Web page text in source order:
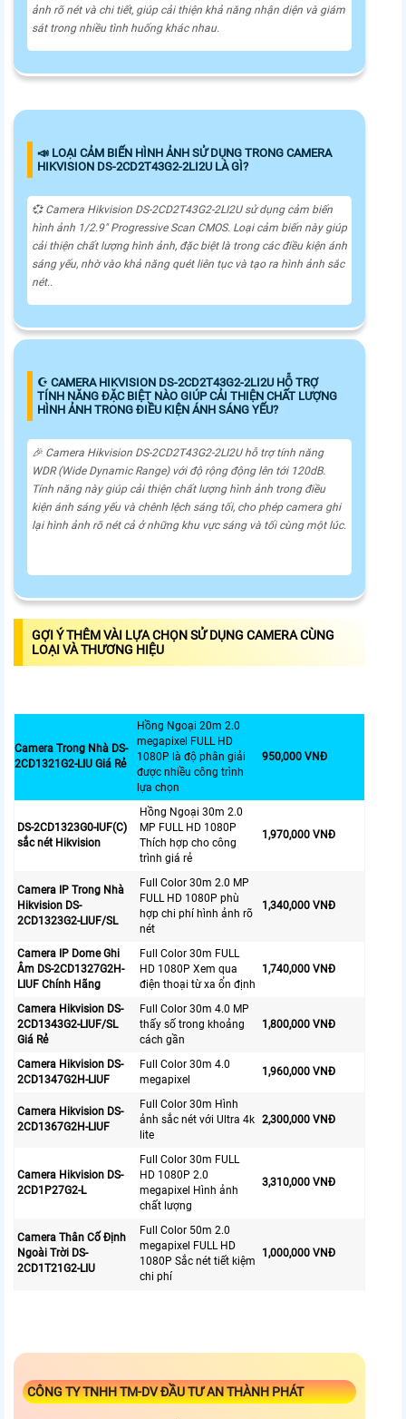
ảnh rõ nét và chi tiết, giúp cải thiện khả năng nhận diện và giám
sát trong nhiều tình huống khác nhau.
📣 LOẠI CẢM BIẾN HÌNH ẢNH SỬ DỤNG TRONG CAMERA
HIKVISION DS-2CD2T43G2-2LI2U LÀ GÌ?
💞 Camera Hikvision DS-2CD2T43G2-2LI2U sử dụng cảm biến
hình ảnh 1/2.9" Progressive Scan CMOS. Loại cảm biến này giúp
cải thiện chất lượng hình ảnh, đặc biệt là trong các điều kiện ánh
sáng yếu, nhờ vào khả năng quét liên tục và tạo ra hình ảnh sắc
nét..
☪ CAMERA HIKVISION DS-2CD2T43G2-2LI2U HỖ TRỢ
TÍNH NĂNG ĐẶC BIỆT NÀO GIÚP CẢI THIỆN CHẤT LƯỢNG
HÌNH ẢNH TRONG ĐIỀU KIỆN ÁNH SÁNG YẾU?
️🎉 Camera Hikvision DS-2CD2T43G2-2LI2U hỗ trợ tính năng
WDR (Wide Dynamic Range) với độ rộng động lên tới 120dB.
Tính năng này giúp cải thiện chất lượng hình ảnh trong điều
kiện ánh sáng yếu và chênh lệch sáng tối, cho phép camera ghi
lại hình ảnh rõ nét cả ở những khu vực sáng và tối cùng một lúc.
GỢI Ý THÊM VÀI LỰA CHỌN SỬ DỤNG CAMERA CÙNG
LOẠI VÀ THƯƠNG HIỆU
Camera Trong Nhà DS-
2CD1321G2-LIU Giá Rẻ
Hồng Ngoại 20m 2.0
megapixel FULL HD
1080P là độ phân giải
được nhiều công trình
lựa chọn
950,000 VNĐ
DS-2CD1323G0-IUF(C)
sắc nét Hikvision
Hồng Ngoại 30m 2.0
MP FULL HD 1080P
Thích hợp cho công
trình giá rẻ
1,970,000 VNĐ
Camera IP Trong Nhà
Hikvision DS-
2CD1323G2-LIUF/SL
Full Color 30m 2.0 MP
FULL HD 1080P phù
hợp chi phí hình ảnh rõ
nét
1,340,000 VNĐ
Camera IP Dome Ghi
Âm DS-2CD1327G2H-
LIUF Chính Hãng
Full Color 30m FULL
HD 1080P Xem qua
điện thoại từ xa ổn định
1,740,000 VNĐ
Camera Hikvision DS-
2CD1343G2-LIUF/SL
Giá Rẻ
Full Color 30m 4.0 MP
thấy số trong khoảng
cách gần
1,800,000 VNĐ
Camera Hikvision DS-
2CD1347G2H-LIUF
Full Color 30m 4.0
megapixel
1,960,000 VNĐ
Camera Hikvision DS-
2CD1367G2H-LIUF
Full Color 30m Hình
ảnh sắc nét với Ultra 4k
lite
2,300,000 VNĐ
Camera Hikvision DS-
2CD1P27G2-L
Full Color 30m FULL
HD 1080P 2.0
megapixel Hình ảnh
chất lượng
3,310,000 VNĐ
Camera Thân Cố Định
Ngoài Trời DS-
2CD1T21G2-LIU
Full Color 50m 2.0
megapixel FULL HD
1080P Sắc nét tiết kiệm
chi phí
1,000,000 VNĐ
CÔNG TY TNHH TM-DV ĐẦU TƯ AN THÀNH PHÁT